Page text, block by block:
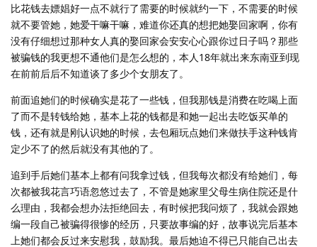
比花钱去嫖娼好一点不就行了需要的时候就约一下，不需要的时候
就不要管她，她爱干嘛干嘛，难道你还真的想把她娶回家啊，你有
没有仔细想过那种女人真的娶回家会安安心心跟你过日子吗？那些
被骗钱的我更想不通他们是怎么想的，本人18年就出来东南亚到现
在前前后后不知道谈了多少个女朋友了。
前面追她们的时候确实是花了一些钱，但我那钱是消费在吃喝上面
了而不是转钱给她，基本上花的钱都是和她一起出去吃饭买单的
钱，还有就是刚认识她的时候，去包厢玩点她们来做扶手这种钱肯
定少不了的然后就没有其他的了。
追到手后她们基本上都有问我拿过钱，但我每次都没有给她们，每
次都被我花言巧语忽悠过去了，不管是她家里父母生病住院还是什
么理由，我都会想办法拒绝回去，有时候把我问烦了，我就会跟她
编一段自己被骗得很惨的经历，只要故事编的好，故事说完后基本
上她们都会反过来安慰我，鼓励我。最后她迫不得已只能自己出去